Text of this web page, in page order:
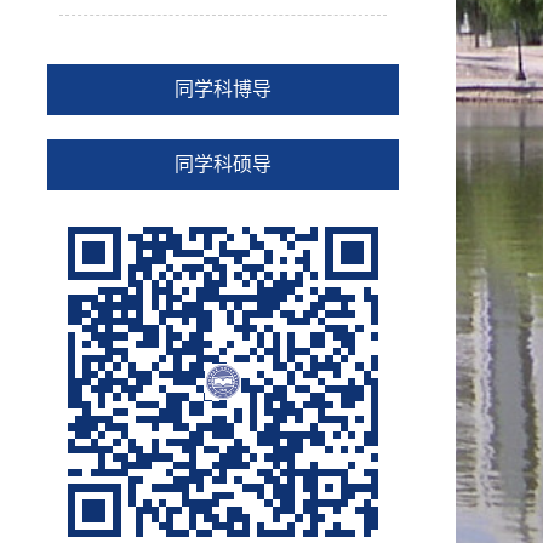
同学科博导
同学科硕导